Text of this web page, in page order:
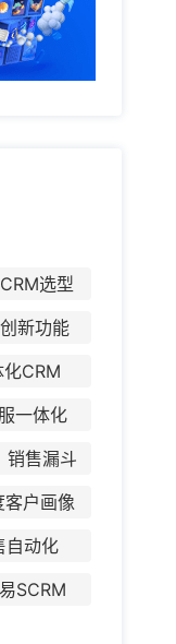
CRM选型
新功能
CRM
一体化
销售漏斗
户画像
自动化
SCRM